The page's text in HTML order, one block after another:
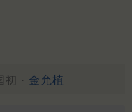
初 · 金允植